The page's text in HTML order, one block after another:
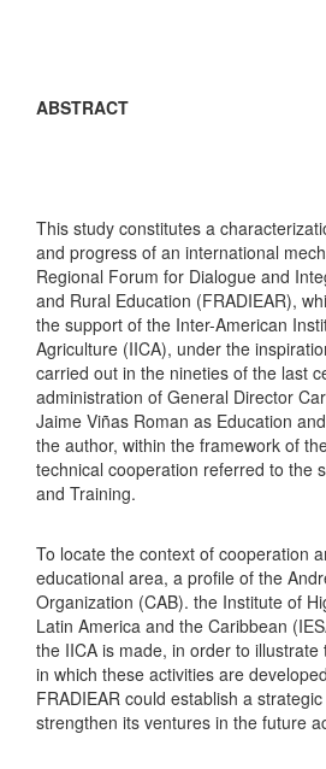
ABSTRACT
This study constitutes a
and progress of an international
Regional Forum for Dialogue and
and Rural Education (FRADIEAR),
the support of the Inter-American
Agriculture (IICA), under the
carried out in the nineties of the last
administration of General Director
Jaime Viñas Roman as Education
the author, within the framework of
technical cooperation referred to the
and Training.
To locate the context of cooperation
educational area, a profile of the
Organization (CAB). the Institute of
Latin America and the Caribbean
the IICA is made, in order to
in which these activities are
FRADIEAR could establish a
strengthen its ventures in the future